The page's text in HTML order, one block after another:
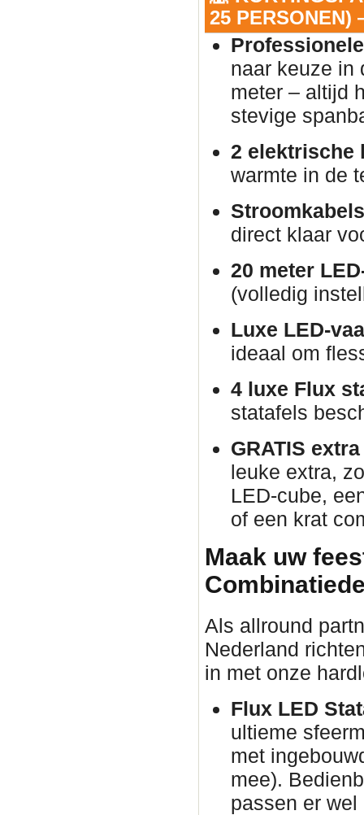
25 PERSONEN)
naar keuze in
meter – altijd
stevige
2 elektrische
warmte in de
direct klaar
20 meter
(volledig
Luxe LED-
ideaal om
4 luxe Flux
statafels
GRATIS
leuke extra,
LED-cube,
of een krat
Maak uw
Als allround
Nederland
in met onze
Flux LED
ultieme
met
mee).
passen er